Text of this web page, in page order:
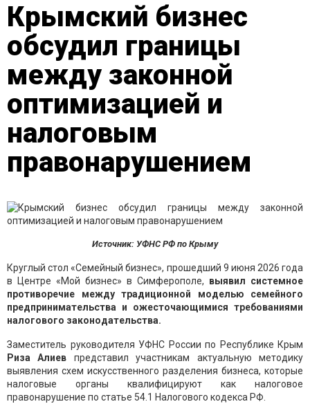
Крымский бизнес
обсудил границы
между законной
оптимизацией и
налоговым
правонарушением
Источник: УФНС РФ по Крыму
Круглый стол «Семейный бизнес», прошедший 9 июня 2026 года
в Центре «Мой бизнес» в Симферополе, выявил системное
противоречие между традиционной моделью семейного
предпринимательства и ожесточающимися требованиями
налогового законодательства.
Заместитель руководителя УФНС России по Республике Крым
Риза Алиев представил участникам актуальную методику
выявления схем искусственного разделения бизнеса, которые
налоговые органы квалифицируют как налоговое
правонарушение по статье 54.1 Налогового кодекса РФ.